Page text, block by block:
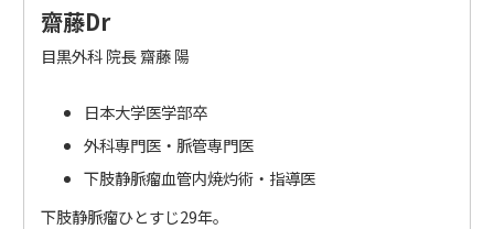
齋藤Dr
目黒外科 院長 齋藤 陽
日本大学医学部卒
外科専門医・脈管専門医
下肢静脈瘤血管内焼灼術・指導医
下肢静脈瘤ひとすじ29年。